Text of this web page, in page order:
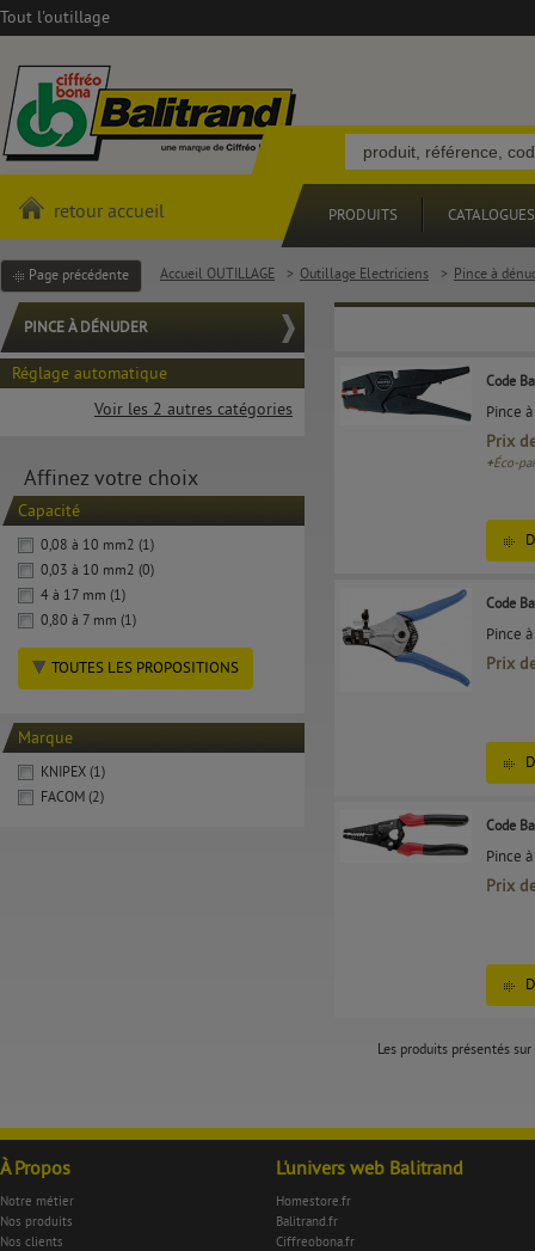
Tout l'outillage
retour accueil PRODUITS CATALOGUES
Page précédente Accueil OUTILLAGE > Outillage Electriciens > Pince à
PINCE À DÉNUDER
Réglage automatique
Voir les 2 autres catégories
Affinez votre choix
Capacité
0,08 à 10 mm2 (1)
0,03 à 10 mm2 (0)
4 à 17 mm (1)
0,80 à 7 mm (1)
TOUTES LES PROPOSITIONS
Marque
KNIPEX (1)
FACOM (2)
Code
Pince
Prix
+Éco-
Code
Pince
Prix
Code
Pince
Prix
Les produits présentés
À Propos
Notre métier
Nos produits
Nos clients
L'univers web Balitrand
Homestore.fr
Balitrand.fr
Ciffreobona.fr